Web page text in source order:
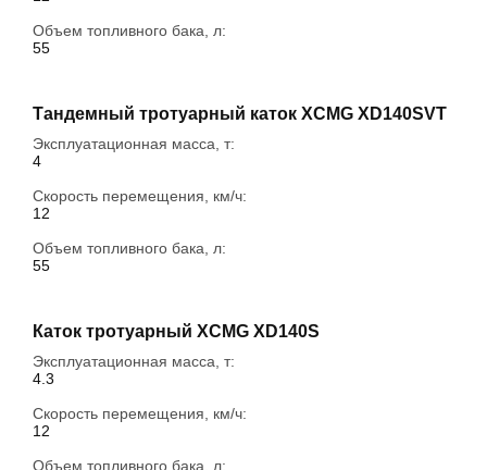
Объем топливного бака, л:
55
Тандемный тротуарный каток XCMG XD140SVT
Эксплуатационная масса, т:
4
Скорость перемещения, км/ч:
12
Объем топливного бака, л:
55
Каток тротуарный XCMG XD140S
Эксплуатационная масса, т:
4.3
Скорость перемещения, км/ч:
12
Объем топливного бака, л: